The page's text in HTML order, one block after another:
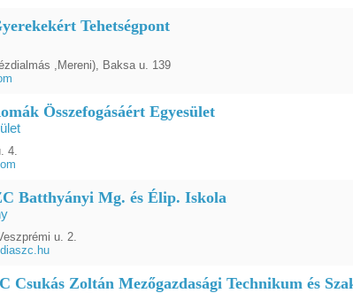
Tehetségpont
,Mereni), Baksa u. 139
Összefogásáért Egyesület
4.
Batthyányi Mg. és Élip. Iskola
u. 2.
Csukás Zoltán Mezőgazdasági Technikum és